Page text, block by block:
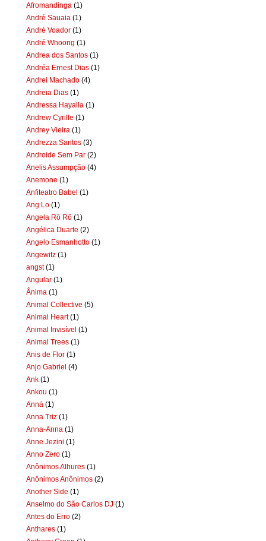
Afromandinga (1)
André Sauaia (1)
André Voador (1)
André Whoong (1)
Andrea dos Santos (1)
Andréa Ernest Dias (1)
Andrei Machado (4)
Andreia Dias (1)
Andressa Hayalla (1)
Andrew Cyrille (1)
Andrey Vieira (1)
Andrezza Santos (3)
Androide Sem Par (2)
Anelis Assumpção (4)
Anemone (1)
Anfiteatro Babel (1)
Ang Lo (1)
Angela Rô Rô (1)
Angélica Duarte (2)
Angelo Esmanhotto (1)
Angewitz (1)
angst (1)
Angular (1)
Ânima (1)
Animal Collective (5)
Animal Heart (1)
Animal Invisível (1)
Animal Trees (1)
Anis de Flor (1)
Anjo Gabriel (4)
Ank (1)
Ankou (1)
Anná (1)
Anna Triz (1)
Anna-Anna (1)
Anne Jezini (1)
Anno Zero (1)
Anônimos Alhures (1)
Anônimos Anônimos (2)
Another Side (1)
Anselmo do São Carlos DJ (1)
Antes do Erro (2)
Anthares (1)